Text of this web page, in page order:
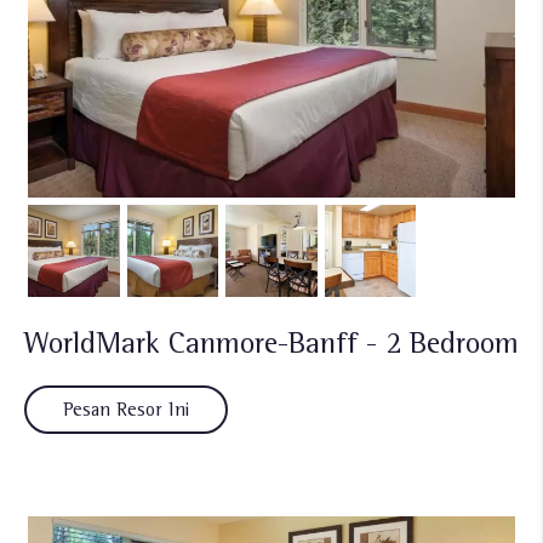
WorldMark Canmore-Banff - 2 Bedroom
Pesan Resor Ini